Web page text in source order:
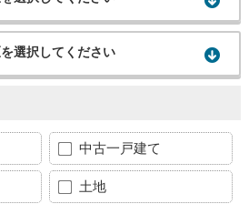
選択してください
中古一戸建て
土地